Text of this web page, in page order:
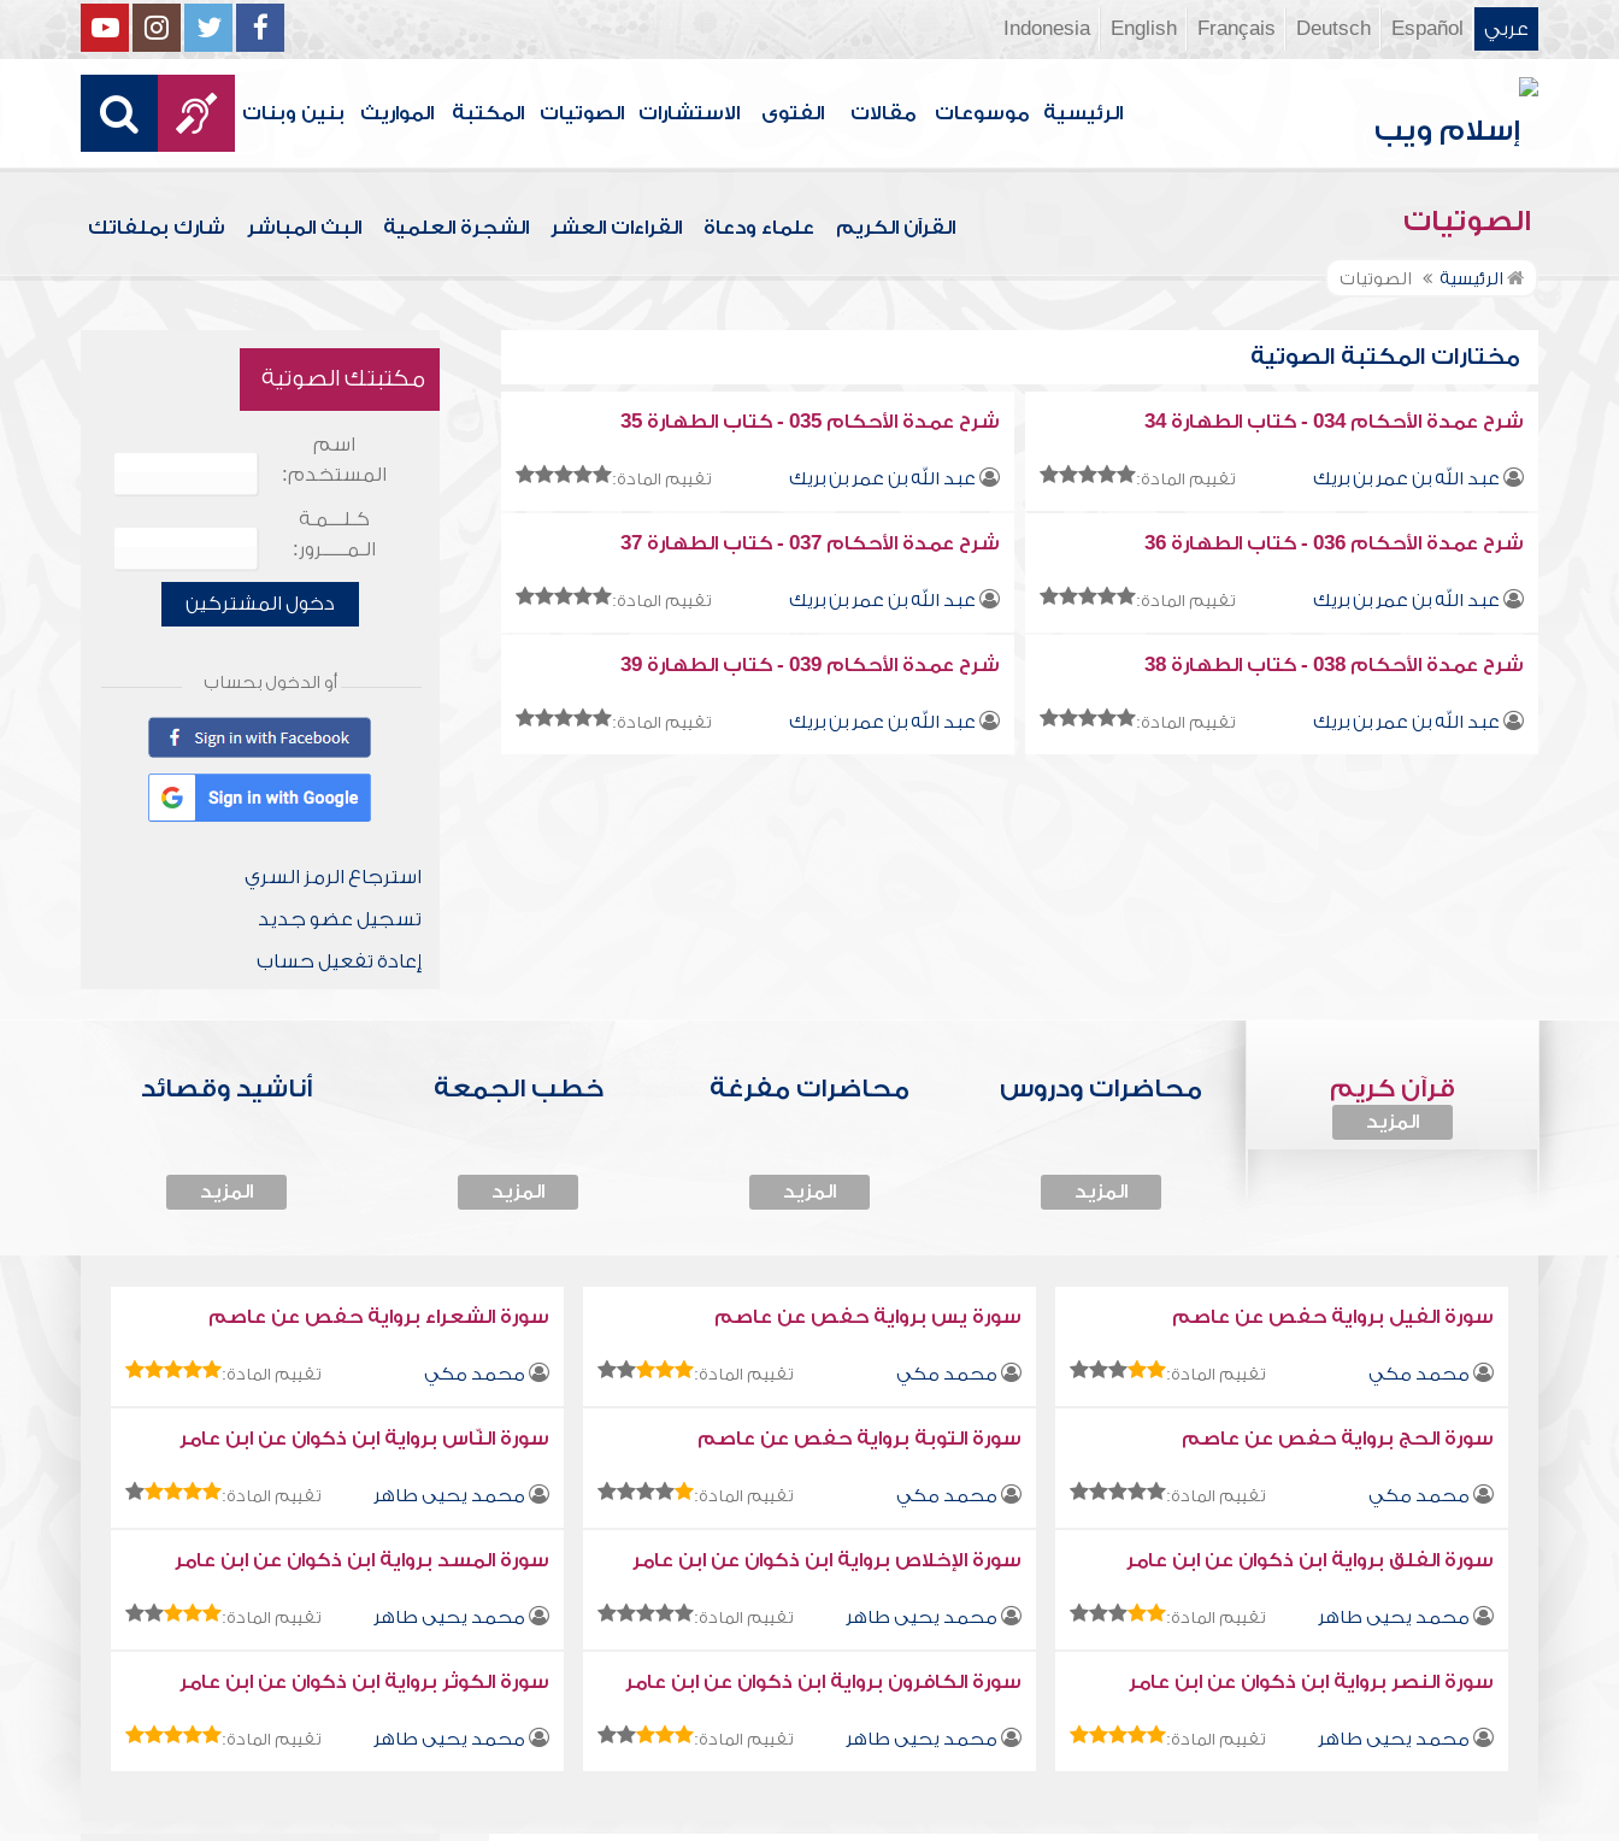
عربي Español
Deutsch
Français
English
Indonesia
الرئيسية موسوعات مقالات الفتوى الاستشارات الصوتيات المكتبة المواريث بنين وبنات
الصوتيات القرآن الكريم علماء ودعاة القراءات العشر الشجرة العلمية البث المباشر شارك بملفاتك
الرئيسية الصوتيات
مختارات المكتبة الصوتية
شرح عمدة الأحكام 034 - كتاب الطهارة 34
عبد الله بن عمر بن بريك تقييم المادة:
شرح عمدة الأحكام 035 - كتاب الطهارة 35
عبد الله بن عمر بن بريك تقييم المادة:
شرح عمدة الأحكام 036 - كتاب الطهارة 36
عبد الله بن عمر بن بريك تقييم المادة:
شرح عمدة الأحكام 037 - كتاب الطهارة 37
عبد الله بن عمر بن بريك تقييم المادة:
شرح عمدة الأحكام 038 - كتاب الطهارة 38
عبد الله بن عمر بن بريك تقييم المادة:
شرح عمدة الأحكام 039 - كتاب الطهارة 39
عبد الله بن عمر بن بريك تقييم المادة:
مكتبتك الصوتية
اسم
المستخدم:
كـلـــمـة
الـمـــــرور:
دخول المشتركين
أو الدخول بحساب
استرجاع الرمز السري
تسجيل عضو جديد
إعادة تفعيل حساب
قرآن كريم
المزيد
محاضرات ودروس
المزيد
محاضرات مفرغة
المزيد
خطب الجمعة
المزيد
أناشيد وقصائد
المزيد
سورة الفيل برواية حفص عن عاصم
محمد مكي تقييم المادة:
سورة يس برواية حفص عن عاصم
محمد مكي تقييم المادة:
سورة الشعراء برواية حفص عن عاصم
محمد مكي تقييم المادة:
سورة الحج برواية حفص عن عاصم
محمد مكي تقييم المادة:
سورة التوبة برواية حفص عن عاصم
محمد مكي تقييم المادة:
سورة النّاس برواية ابن ذكوان عن ابن عامر
محمد يحيى طاهر تقييم المادة:
سورة الفلق برواية ابن ذكوان عن ابن عامر
محمد يحيى طاهر تقييم المادة:
سورة الإخلاص برواية ابن ذكوان عن ابن عامر
محمد يحيى طاهر تقييم المادة:
سورة المسد برواية ابن ذكوان عن ابن عامر
محمد يحيى طاهر تقييم المادة:
سورة النصر برواية ابن ذكوان عن ابن عامر
محمد يحيى طاهر تقييم المادة:
سورة الكافرون برواية ابن ذكوان عن ابن عامر
محمد يحيى طاهر تقييم المادة:
سورة الكوثر برواية ابن ذكوان عن ابن عامر
محمد يحيى طاهر تقييم المادة: